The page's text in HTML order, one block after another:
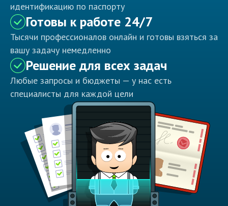
идентификацию по паспорту
Готовы к работе 24/7
Тысячи профессионалов онлайн и готовы взяться за
вашу задачу немедленно
Решение для всех задач
Любые запросы и бюджеты — у нас есть
специалисты для каждой цели